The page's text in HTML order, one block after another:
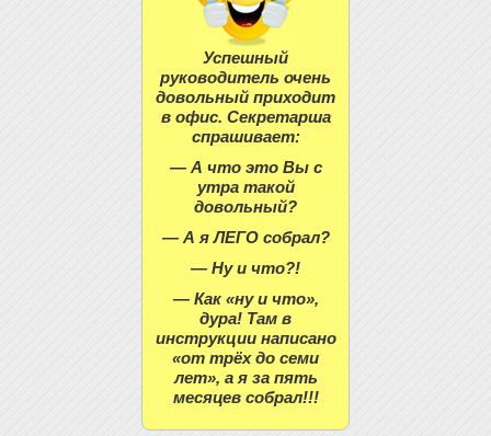
Успешный
руководитель очень
довольный приходит
в офис. Секретарша
спрашивает:
— А что это Вы с
утра такой
довольный?
— А я ЛЕГО собрал?
— Ну и что?!
— Как «ну и что»,
дура! Там в
инструкции написано
«от трёх до семи
лет», а я за пять
месяцев собрал!!!